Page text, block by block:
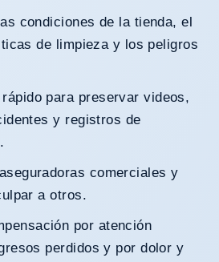
de limpieza y los peligros
y registros de
a otros.
perdidos y por dolor y